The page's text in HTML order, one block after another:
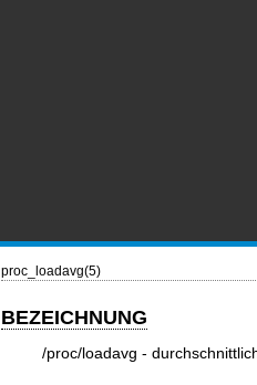
proc_loadavg(5)
BEZEICHNUNG
/proc/loadavg -